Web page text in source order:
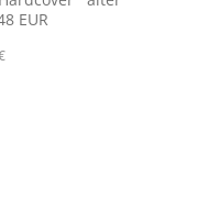
EUR
Preis: